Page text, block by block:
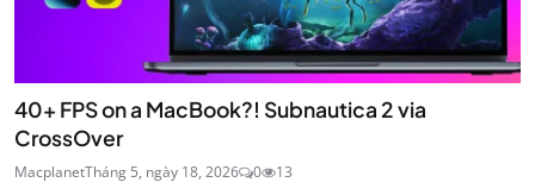
40+ FPS on a MacBook?! Subnautica 2 via
CrossOver
MacplanetTháng 5, ngày 18, 2026 0 13